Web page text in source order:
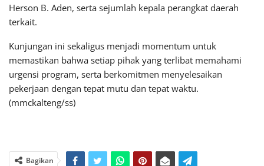
Herson B. Aden, serta sejumlah kepala perangkat daerah
terkait.
Kunjungan ini sekaligus menjadi momentum untuk
memastikan bahwa setiap pihak yang terlibat memahami
urgensi program, serta berkomitmen menyelesaikan
pekerjaan dengan tepat mutu dan tepat waktu.
(mmckalteng/ss)
Bagikan